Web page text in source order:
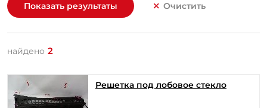
Показать результаты Очистить
найдено 2
Решетка под лобовое стекло